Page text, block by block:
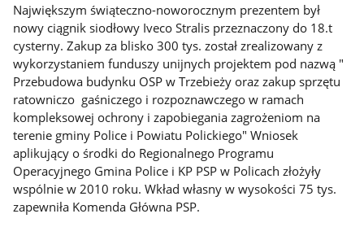
Największym świąteczno-noworocznym prezentem był
nowy ciągnik siodłowy Iveco Stralis przeznaczony do 18.t
cysterny. Zakup za blisko 300 tys. został zrealizowany z
wykorzystaniem funduszy unijnych projektem pod nazwą "
Przebudowa budynku OSP w Trzebieży oraz zakup sprzętu
ratowniczo  gaśniczego i rozpoznawczego w ramach
kompleksowej ochrony i zapobiegania zagrożeniom na
terenie gminy Police i Powiatu Polickiego" Wniosek
aplikujący o środki do Regionalnego Programu
Operacyjnego Gmina Police i KP PSP w Policach złożyły
wspólnie w 2010 roku. Wkład własny w wysokości 75 tys.
zapewniła Komenda Główna PSP.